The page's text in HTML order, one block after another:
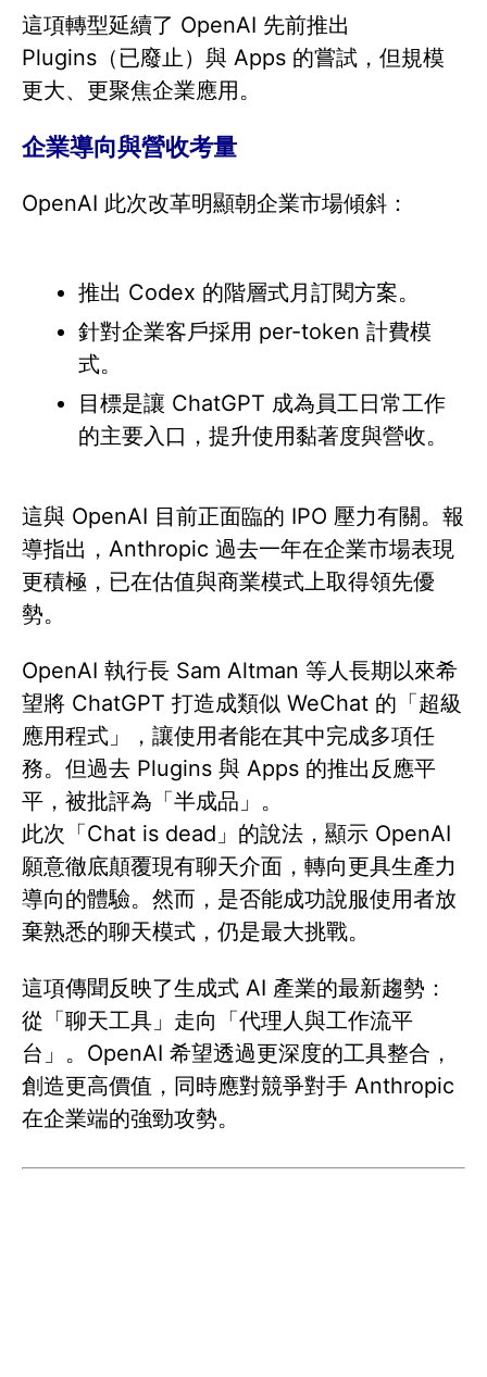
這項轉型延續了 OpenAI 先前推出
Plugins（已廢止）與 Apps 的嘗試，但規模
更大、更聚焦企業應用。
企業導向與營收考量
OpenAI 此次改革明顯朝企業市場傾斜：
推出 Codex 的階層式月訂閱方案。
針對企業客戶採用 per-token 計費模
式。
目標是讓 ChatGPT 成為員工日常工作
的主要入口，提升使用黏著度與營收。
這與 OpenAI 目前正面臨的 IPO 壓力有關。報
導指出，Anthropic 過去一年在企業市場表現
更積極，已在估值與商業模式上取得領先優
勢。
OpenAI 執行長 Sam Altman 等人長期以來希
望將 ChatGPT 打造成類似 WeChat 的「超級
應用程式」，讓使用者能在其中完成多項任
務。但過去 Plugins 與 Apps 的推出反應平
平，被批評為「半成品」。
此次「Chat is dead」的說法，顯示 OpenAI
願意徹底顛覆現有聊天介面，轉向更具生產力
導向的體驗。然而，是否能成功說服使用者放
棄熟悉的聊天模式，仍是最大挑戰。
這項傳聞反映了生成式 AI 產業的最新趨勢：
從「聊天工具」走向「代理人與工作流平
台」。OpenAI 希望透過更深度的工具整合，
創造更高價值，同時應對競爭對手 Anthropic
在企業端的強勁攻勢。